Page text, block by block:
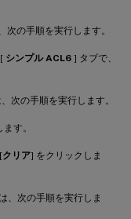
次の手順を実行します。
シンプル ACL6 ] タブで、
次の手順を実行します。
す。
クリア] をクリックしま
、次の手順を実行しま